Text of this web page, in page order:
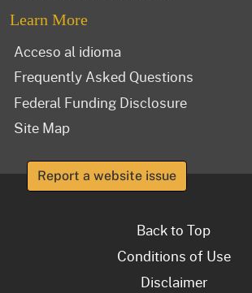
Learn More
Acceso al idioma
Frequently Asked Questions
Federal Funding Disclosure
Site Map
Report a website issue
Back to Top
Conditions of Use
Disclaimer